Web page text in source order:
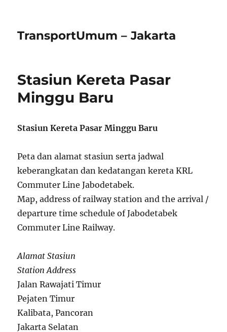
TransportUmum – Jakarta
Stasiun Kereta Pasar
Minggu Baru
Stasiun Kereta Pasar Minggu Baru
Peta dan alamat stasiun serta jadwal
keberangkatan dan kedatangan kereta KRL
Commuter Line Jabodetabek.
Map, address of railway station and the arrival /
departure time schedule of Jabodetabek
Commuter Line Railway.
Alamat Stasiun
Station Address
Jalan Rawajati Timur
Pejaten Timur
Kalibata, Pancoran
Jakarta Selatan